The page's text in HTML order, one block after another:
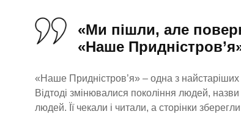
«Ми пішли, але
«Наше
«Наше Придністров’я» – одна з
Відтоді змінювалися покоління людей,
людей. Її чекали і читали, а сторінки